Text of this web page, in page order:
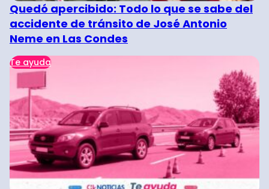
Quedó apercibido: Todo lo que se sabe del
accidente de tránsito de José Antonio
Neme en Las Condes
Te ayuda